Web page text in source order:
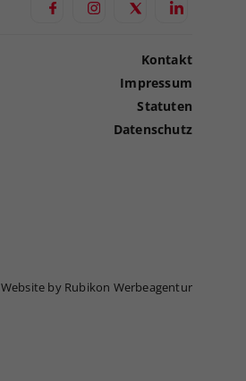
Kontakt
Impressum
Statuten
Datenschutz
Website by Rubikon Werbeagentur